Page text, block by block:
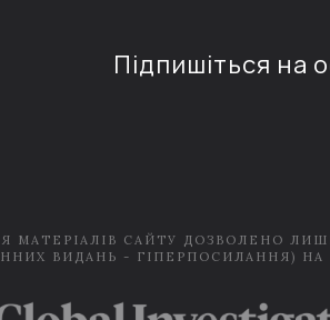
Підпишіться на
МАТЕРІАЛІВ САЙТУ ДОЗВОЛЕНО
ВИДАНЬ - ГІПЕРПОСИЛАННЯ) НА